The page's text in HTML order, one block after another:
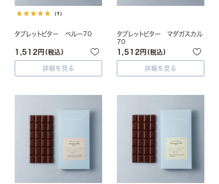
（1）
タブレットビター ペルー70
1,512 税込
詳細を見る
タブレットビター マダガスカル
70
1,512 税込
詳細を見る